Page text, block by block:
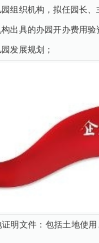
组织机构，拟任园长
出具的办园开办费用
发展规划；
明文件：包括土地使